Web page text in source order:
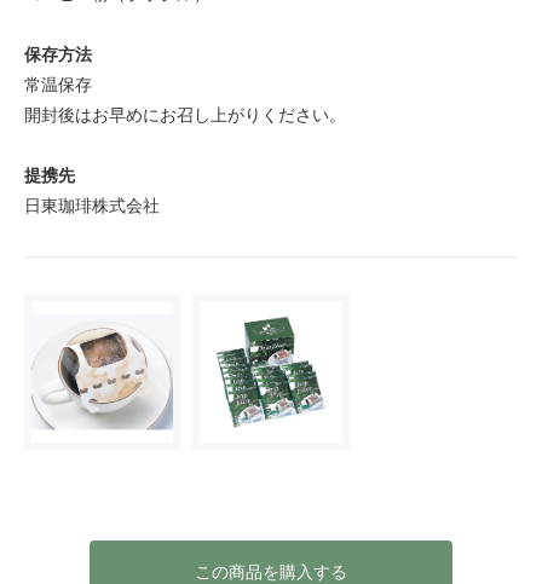
保存方法
常温保存
開封後はお早めにお召し上がりください。
提携先
日東珈琲株式会社
この商品を購入する